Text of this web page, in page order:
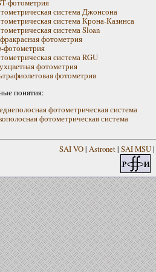
фотометрия
система Джонсона
система Крона-Казинса
система Sloan
фотометрия
фотометрия
система RGU
фотометрия
фотометрия
понятия:
фотометрическая система
фотометрическая система
SAI VO| Astronet| SAI MSU|